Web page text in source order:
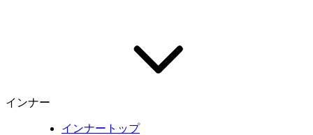
インナー
インナートップ